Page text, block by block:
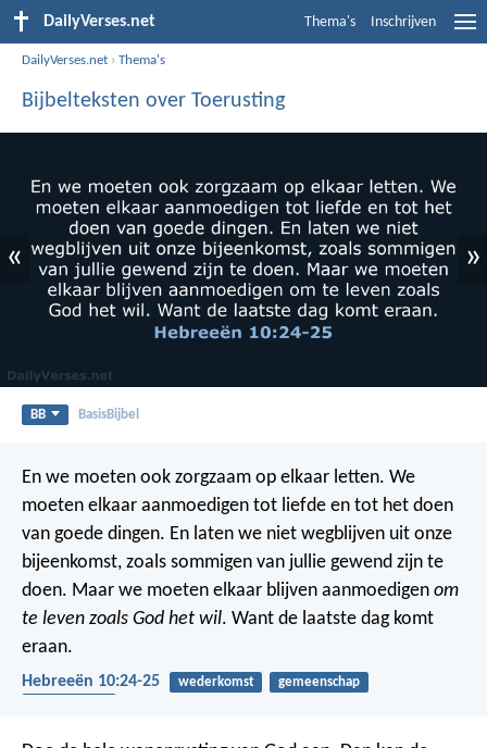
DailyVerses.net Thema's Inschrijven
DailyVerses.net ›Thema's
Bijbelteksten over Toerusting
« »
BB BasisBijbel
En we moeten ook zorgzaam op elkaar letten. We
moeten elkaar aanmoedigen tot liefde en tot het doen
van goede dingen. En laten we niet wegblijven uit onze
bijeenkomst, zoals sommigen van jullie gewend zijn te
doen. Maar we moeten elkaar blijven aanmoedigen om
te leven zoals God het wil. Want de laatste dag komt
eraan.
Hebreeën 10:24-25 wederkomst
gemeenschap